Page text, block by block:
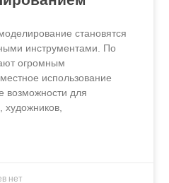
становятся
инструментами. По
огромным
использование
возможности для
нет